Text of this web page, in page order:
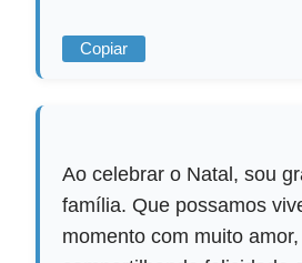
Copiar
Ao celebrar o Natal, sou
família. Que possamos
momento com muito amor,